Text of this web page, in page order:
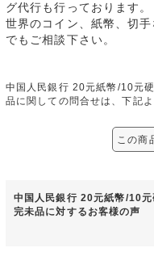
グ代行も行っております。
世界のコイン、紙幣、切
でもご相談下さい。
中国人民銀行 20元紙幣/10元
品に関しての問合せは、下記
この商
中国人民銀行 20元紙幣/10
完未品に対するお客様の声